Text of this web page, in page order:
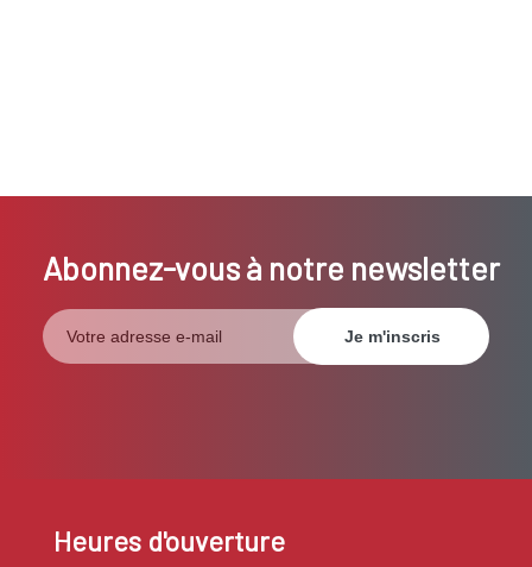
Abonnez-vous à notre newsletter
Heures d'ouverture